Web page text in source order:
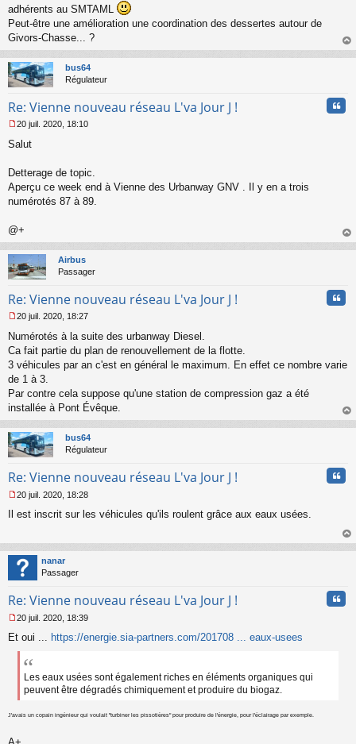
s
a
g
n
o
n
u
adhérents au SMTAML
Peut-être une amélioration une coordination des dessertes autour de
Givors-Chasse... ?
au
bus64
Régulateur
Re: Vienne nouveau réseau L'va Jour J !
e
g
e
o
l
u
20 juil. 2020, 18:10
Salut
Detterage de topic.
Aperçu ce week end à Vienne des Urbanway GNV . Il y en a trois
numérotés 87 à 89.
@+
au
Airbus
Passager
Re: Vienne nouveau réseau L'va Jour J !
e
s
s
g
e
n
o
n
l
u
20 juil. 2020, 18:27
Numérotés à la suite des urbanway Diesel.
Ca fait partie du plan de renouvellement de la flotte.
3 véhicules par an c'est en général le maximum. En effet ce nombre varie
de 1 à 3.
Par contre cela suppose qu'une station de compression gaz a été
installée à Pont Évêque.
au
bus64
Régulateur
Re: Vienne nouveau réseau L'va Jour J !
e
a
g
e
o
l
u
20 juil. 2020, 18:28
Il est inscrit sur les véhicules qu'ils roulent grâce aux eaux usées.
au
nanar
Passager
Re: Vienne nouveau réseau L'va Jour J !
e
s
20 juil. 2020, 18:39
Et oui ... https://energie.sia-partners.com/201708 ... eaux-usees
Les eaux usées sont également riches en éléments organiques qui
peuvent être dégradés chimiquement et produire du biogaz.
J'avais un copain ingénieur qui voulait "turbiner les pissotières" pour produire de l'énergie, pour l'éclairage par exemple.